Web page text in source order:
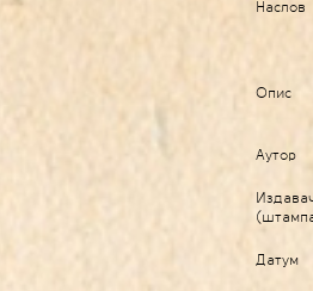
Наслов
Опис
Аутор
Датум